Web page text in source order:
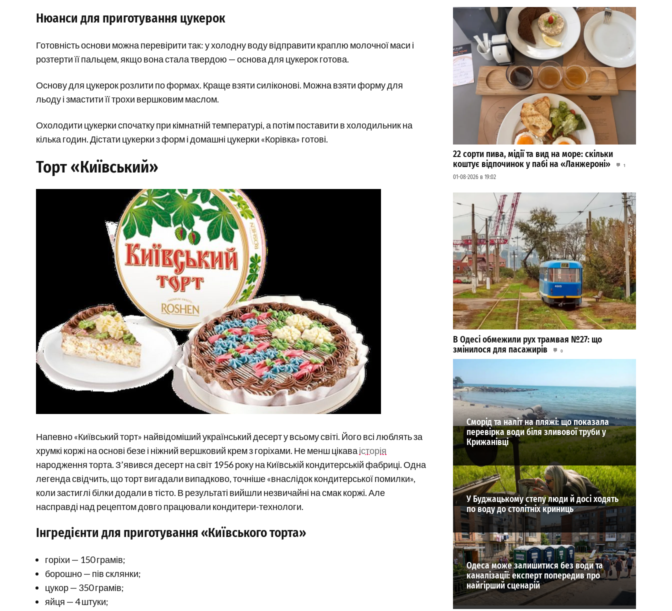
Нюанси для приготування цукерок
Готовність основи можна перевірити так: у холодну воду відправити краплю молочної маси і
розтерти її пальцем, якщо вона стала твердою — основа для цукерок готова.
Основу для цукерок розлити по формах. Краще взяти силіконові. Можна взяти форму для
льоду і змастити її трохи вершковим маслом.
Охолодити цукерки спочатку при кімнатній температурі, а потім поставити в холодильник на
кілька годин. Дістати цукерки з форм і домашні цукерки «Корівка» готові.
Торт «Київський»
Напевно «Київський торт» найвідоміший український десерт у всьому світі. Його всі люблять за
хрумкі коржі на основі безе і ніжний вершковий крем з горіхами. Не менш цікаваісторія
народження торта. З’явився десерт на світ 1956 року на Київській кондитерській фабриці. Одна
легенда свідчить, що торт вигадали випадково, точніше «внаслідок кондитерської помилки»,
коли застиглі білки додали в тісто. В результаті вийшли незвичайні на смак коржі. Але
насправді над рецептом довго працювали кондитери-технологи.
Інгредієнти для приготування «Київського торта»
горіхи — 150 грамів;
борошно — пів склянки;
цукор — 350 грамів;
яйця — 4 штуки;
22 сорти пива, мідії та вид на море: скільки
коштує відпочинок у пабі на «Ланжероні»
1
01-08-2026 в 19:02
В Одесі обмежили рух трамвая №27: що
змінилося для пасажирів
0
ВИБІР РЕДАКЦІЇ
Сморід та наліт на пляжі: що показала
перевірка води біля зливової труби у
Крижанівці
У Буджацькому степу люди й досі ходять
по воду до столітніх криниць
Одеса може залишитися без води та
каналізації: експерт попередив про
найгірший сценарій